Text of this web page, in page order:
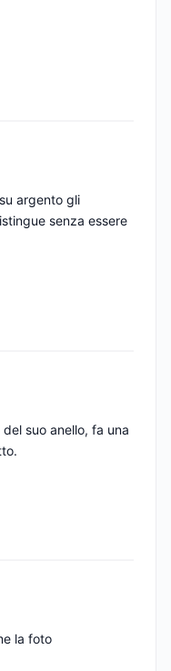
argento gli
senza essere
suo anello, fa una
la foto